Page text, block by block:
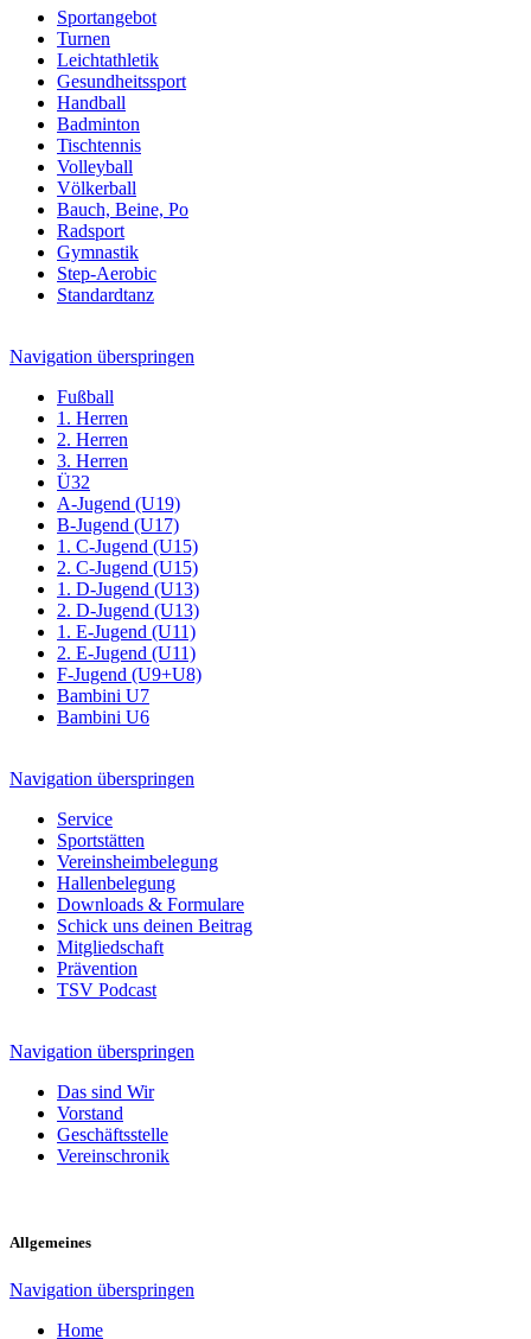
Sportangebot
Turnen
Leichtathletik
Gesundheitssport
Handball
Badminton
Tischtennis
Volleyball
Völkerball
Bauch, Beine, Po
Radsport
Gymnastik
Step-Aerobic
Standardtanz
Navigation überspringen
Fußball
1. Herren
2. Herren
3. Herren
Ü32
A-Jugend (U19)
B-Jugend (U17)
1. C-Jugend (U15)
2. C-Jugend (U15)
1. D-Jugend (U13)
2. D-Jugend (U13)
1. E-Jugend (U11)
2. E-Jugend (U11)
F-Jugend (U9+U8)
Bambini U7
Bambini U6
Navigation überspringen
Service
Sportstätten
Vereinsheimbelegung
Hallenbelegung
Downloads & Formulare
Schick uns deinen Beitrag
Mitgliedschaft
Prävention
TSV Podcast
Navigation überspringen
Das sind Wir
Vorstand
Geschäftsstelle
Vereinschronik
Allgemeines
Navigation überspringen
Home